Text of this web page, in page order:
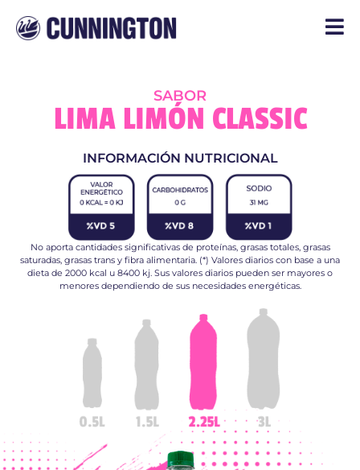
SABOR
LIMA LIMÓN CLASSIC
INFORMACIÓN NUTRICIONAL
No aporta cantidades significativas de proteínas, grasas totales, grasas
saturadas, grasas trans y fibra alimentaria. (*) Valores diarios con base a una
dieta de 2000 kcal u 8400 kj. Sus valores diarios pueden ser mayores o
menores dependiendo de sus necesidades energéticas.